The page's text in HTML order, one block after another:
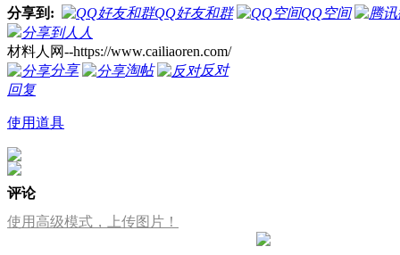
分享到:
QQ好友和群
QQ空间
分享到人人
材料人网--https://www.cailiaoren.com/
分享
淘帖
反对
回复
使用道具
评论
使用高级模式，上传图片！